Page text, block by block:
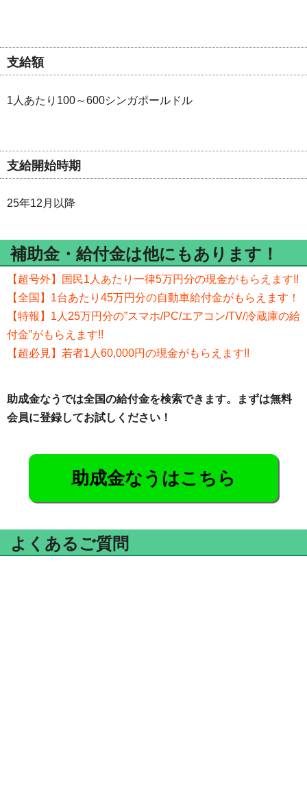
支給額
1人あたり100～600シンガポールドル
支給開始時期
25年12月以降
補助金・給付金は他にもあります！
【超号外】国民1人あたり一律5万円分の現金がもらえます!!
【全国】1台あたり45万円分の自動車給付金がもらえます！
【特報】1人25万円分の”スマホ/PC/エアコン/TV/冷蔵庫の給
付金”がもらえます!!
【超必見】若者1人60,000円の現金がもらえます!!
助成金なうでは全国の給付金を検索できます。まずは無料
会員に登録してお試しください！
助成金なうはこちら
よくあるご質問